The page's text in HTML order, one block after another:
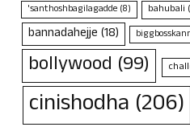
'santhoshbagilagadde (8) bahubali
bannadahejje(18)
bollywood (99)
cinishodha (206)